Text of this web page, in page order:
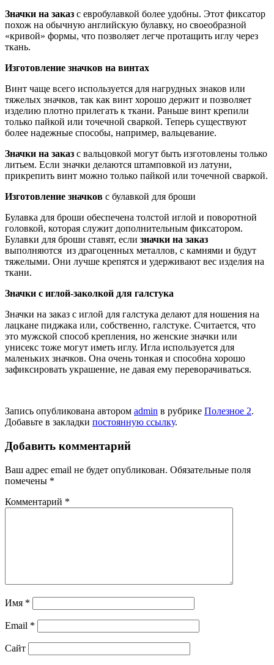
Значки на заказ с евробулавкой более удобны. Этот фиксатор
похож на обычную английскую булавку, но своеобразной
«кривой» формы, что позволяет легче протащить иглу через
ткань.
Изготовление значков на винтах
Винт чаще всего используется для нагрудных знаков или
тяжелых значков, так как винт хорошо держит и позволяет
изделию плотно прилегать к ткани. Раньше винт крепили
только пайкой или точечной сваркой. Теперь существуют
более надежные способы, например, вальцевание.
Значки на заказ с вальцовкой могут быть изготовлены только
литьем. Если значки делаются штамповкой из латуни,
прикрепить винт можно только пайкой или точечной сваркой.
Изготовление значков с булавкой для броши
Булавка для броши обеспечена толстой иглой и поворотной
головкой, которая служит дополнительным фиксатором.
Булавки для броши ставят, если значки на заказ
выполняются из драгоценных металлов, с камнями и будут
тяжелыми. Они лучше крепятся и удерживают вес изделия на
ткани.
Значки с иглой-заколкой для галстука
Значки на заказ с иглой для галстука делают для ношения на
лацкане пиджака или, собственно, галстуке. Считается, что
это мужской способ крепления, но женские значки или
унисекс тоже могут иметь иглу. Игла используется для
маленьких значков. Она очень тонкая и способна хорошо
зафиксировать украшение, не давая ему переворачиваться.
Запись опубликована автором admin в рубрике Полезное 2.
Добавьте в закладки постоянную ссылку.
Добавить комментарий
Ваш адрес email не будет опубликован. Обязательные поля
помечены *
Комментарий *
Имя *
Email *
Сайт